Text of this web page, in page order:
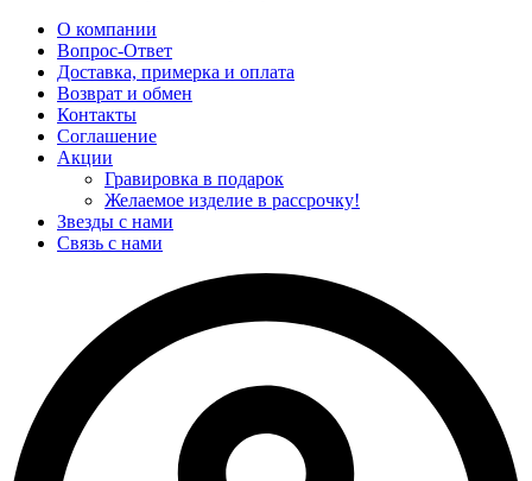
О компании
Вопрос-Ответ
Доставка, примерка и оплата
Возврат и обмен
Контакты
Соглашение
Акции
Гравировка в подарок
Желаемое изделие в рассрочку!
Звезды с нами
Связь с нами